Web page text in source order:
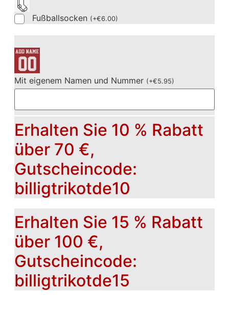
Fußballsocken (+€6.00)
Mit eigenem Namen und Nummer (+€5.95)
Erhalten Sie 10 % Rabatt
über 70 €,
Gutscheincode:
billigtrikotde10
Erhalten Sie 15 % Rabatt
über 100 €,
Gutscheincode:
billigtrikotde15